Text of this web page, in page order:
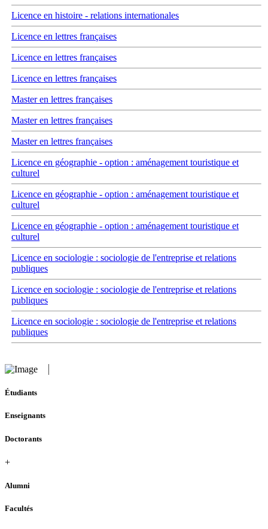
Licence en histoire - relations internationales
Licence en lettres françaises
Licence en lettres françaises
Licence en lettres françaises
Master en lettres françaises
Master en lettres françaises
Master en lettres françaises
Licence en géographie - option : aménagement touristique et
culturel
Licence en géographie - option : aménagement touristique et
culturel
Licence en géographie - option : aménagement touristique et
culturel
Licence en sociologie : sociologie de l'entreprise et relations
publiques
Licence en sociologie : sociologie de l'entreprise et relations
publiques
Licence en sociologie : sociologie de l'entreprise et relations
publiques
Étudiants
Enseignants
Doctorants
+
Alumni
Facultés